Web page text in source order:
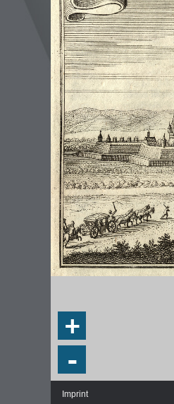
shipbuilding
+
-
Imprint